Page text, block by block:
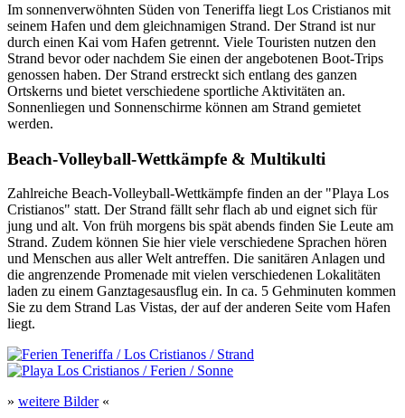
Im sonnenverwöhnten Süden von Teneriffa liegt Los Cristianos mit
seinem Hafen und dem gleichnamigen Strand. Der Strand ist nur
durch einen Kai vom Hafen getrennt. Viele Touristen nutzen den
Strand bevor oder nachdem Sie einen der angebotenen Boot-Trips
genossen haben. Der Strand erstreckt sich entlang des ganzen
Ortskerns und bietet verschiedene sportliche Aktivitäten an.
Sonnenliegen und Sonnenschirme können am Strand gemietet
werden.
Beach-Volleyball-Wettkämpfe & Multikulti
Zahlreiche Beach-Volleyball-Wettkämpfe finden an der "Playa Los
Cristianos" statt. Der Strand fällt sehr flach ab und eignet sich für
jung und alt. Von früh morgens bis spät abends finden Sie Leute am
Strand. Zudem können Sie hier viele verschiedene Sprachen hören
und Menschen aus aller Welt antreffen. Die sanitären Anlagen und
die angrenzende Promenade mit vielen verschiedenen Lokalitäten
laden zu einem Ganztagesausflug ein. In ca. 5 Gehminuten kommen
Sie zu dem Strand Las Vistas, der auf der anderen Seite vom Hafen
liegt.
» weitere Bilder«